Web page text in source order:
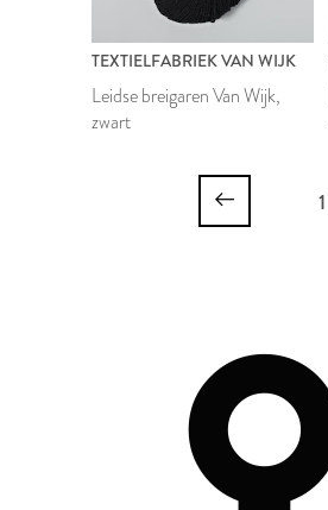
TEXTIELFABRIEK VAN WIJK
Leidse breigaren Van Wijk,
zwart
1